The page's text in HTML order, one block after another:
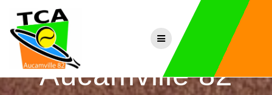
contenu
Tennis Club
Aucamville 82